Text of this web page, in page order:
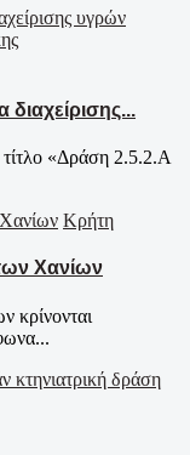
«Δράση 2.5.2.Α
Κρήτη
Χανίων
κρίνονται